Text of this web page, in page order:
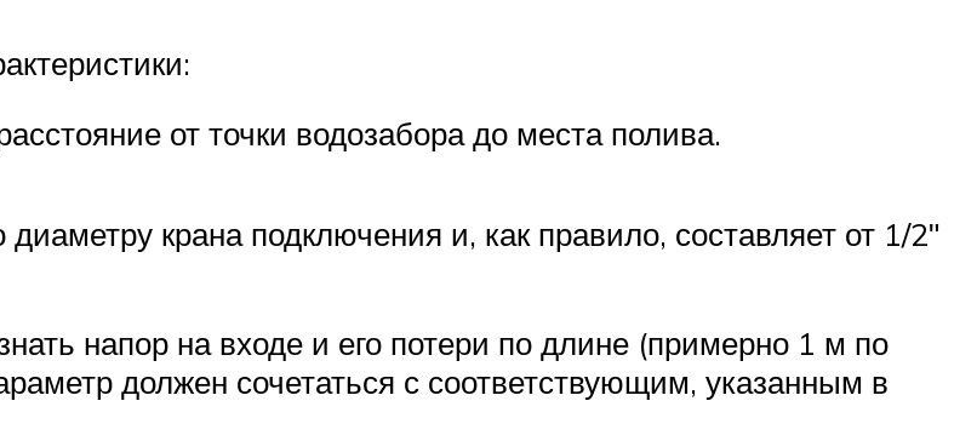
от точки водозабора до места полива.
крана подключения и, как правило, составляет от 1/2ʺ
напор на входе и его потери по длине (примерно 1 м по
должен сочетаться с соответствующим, указанным в